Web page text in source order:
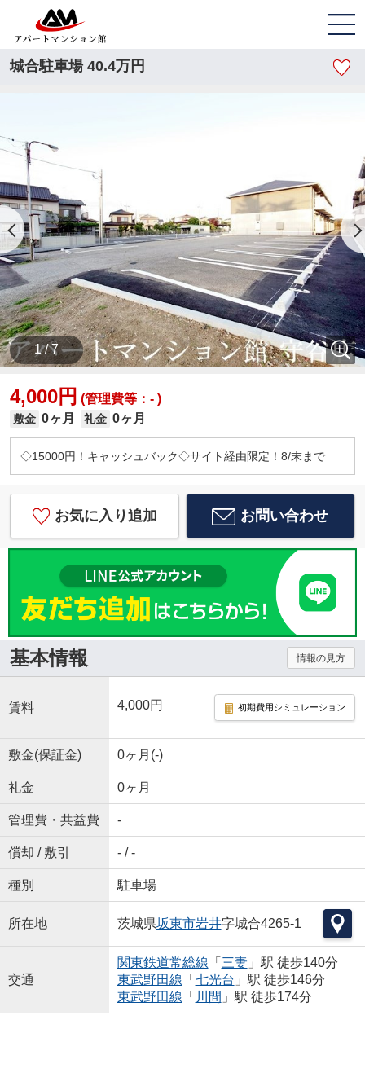
城合駐車場 40.4万円
1 / 7
4,000円 (管理費等：- )
敷金 0ヶ月 礼金 0ヶ月
◇15000円！キャッシュバック◇サイト経由限定！8/末まで
お気に入り追加 お問い合わせ
基本情報 情報の見方
賃料 4,000円 初期費用シミュレーション
敷金(保証金) 0ヶ月(-)
礼金 0ヶ月
管理費・共益費 -
償却 / 敷引 - / -
種別 駐車場
所在地 茨城県坂東市岩井字城合4265-1
交通
関東鉄道常総線 「 三妻」駅 徒歩140分
東武野田線 「 七光台 」駅 徒歩146分
東武野田線 「 川間 」駅 徒歩174分